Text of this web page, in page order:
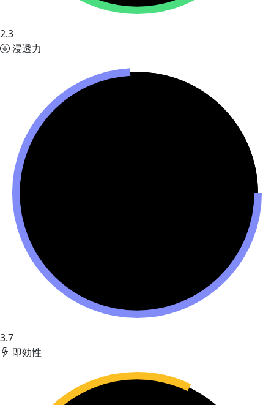
2.3
浸透力
3.7
即効性